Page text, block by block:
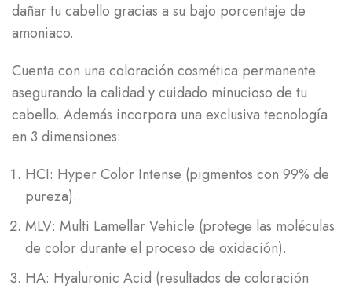
dañar tu cabello gracias a su bajo porcentaje de
amoniaco.
Cuenta con una coloración cosmética permanente
asegurando la calidad y cuidado minucioso de tu
cabello. Además incorpora una exclusiva tecnología
en 3 dimensiones:
HCI: Hyper Color Intense (pigmentos con 99% de
pureza).
MLV: Multi Lamellar Vehicle (protege las moléculas
de color durante el proceso de oxidación).
HA: Hyaluronic Acid (resultados de coloración